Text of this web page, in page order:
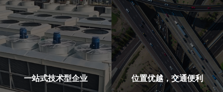
一站式技术型企业 位置优越，交通便利